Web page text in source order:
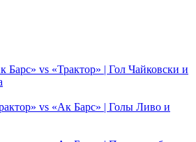
Барс» vs «Трактор» | Гол Чайковски и
vs «Ак Барс» | Голы Ливо и